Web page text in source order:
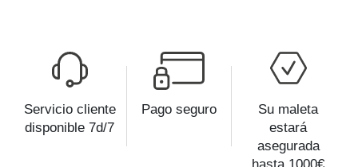
Servicio cliente
disponible 7d/7
Pago seguro
Su maleta
estará
asegurada